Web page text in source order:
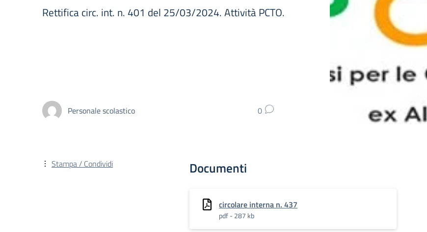
Rettifica circ. int. n. 401 del 25/03/2024. Attività PCTO.
Personale scolastico 0
Documenti
circolare interna n. 437
pdf - 287 kb
Stampa / Condividi